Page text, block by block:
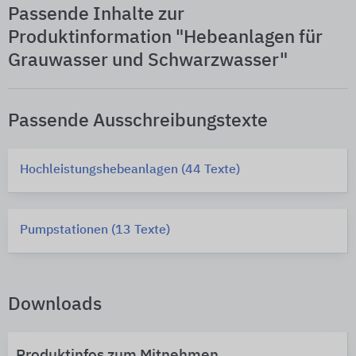
Passende Inhalte zur
Produktinformation "Hebeanlagen für
Grauwasser und Schwarzwasser"
Passende Ausschreibungstexte
Hochleistungshebeanlagen (44 Texte)
Pumpstationen (13 Texte)
Downloads